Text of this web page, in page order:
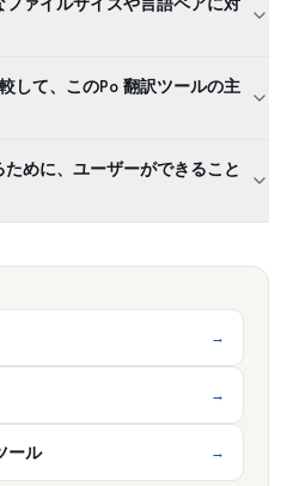
して、このPo 翻訳ツールの主
めに、ユーザーができること
→
→
ール →